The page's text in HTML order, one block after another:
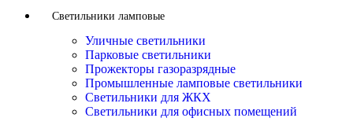
Светильники ламповые
Уличные светильники
Парковые светильники
Прожекторы газоразрядные
Промышленные ламповые светильники
Светильники для ЖКХ
Светильники для офисных помещений